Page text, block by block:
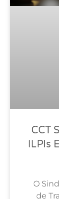
CCT
ILPIs
O
de